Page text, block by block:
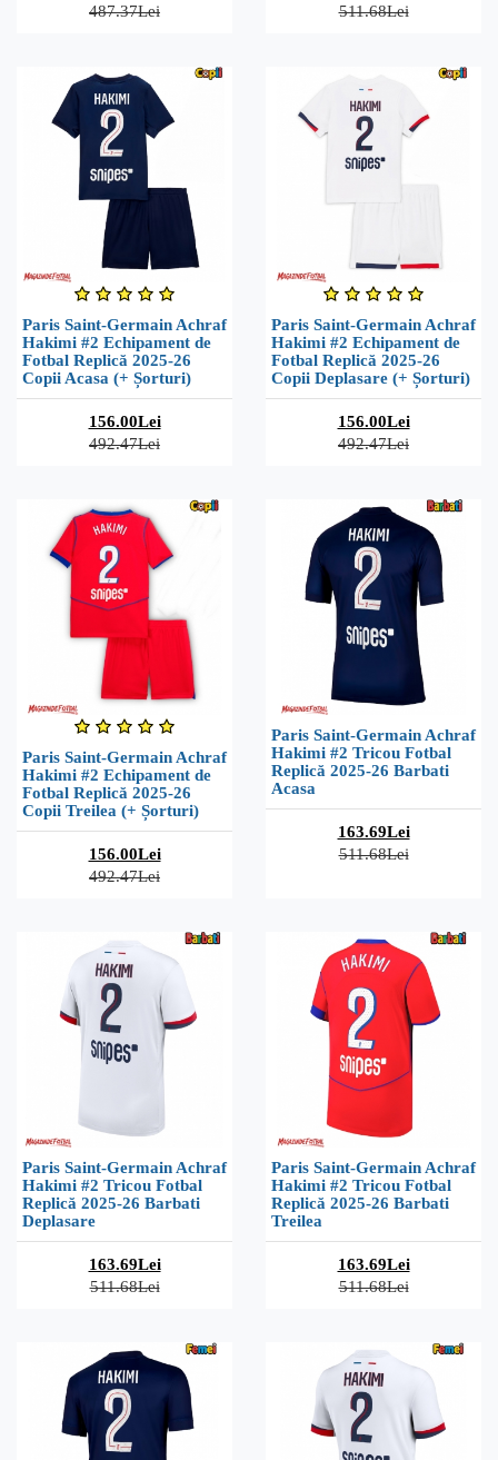
487.37Lei 511.68Lei
Paris Saint-Germain Achraf
Hakimi #2 Echipament de
Fotbal Replică 2025-26
Copii Acasa (+ Șorturi)
156.00Lei
492.47Lei
Paris Saint-Germain Achraf
Hakimi #2 Echipament de
Fotbal Replică 2025-26
Copii Deplasare (+ Șorturi)
156.00Lei
492.47Lei
Paris Saint-Germain Achraf
Hakimi #2 Echipament de
Fotbal Replică 2025-26
Copii Treilea (+ Șorturi)
156.00Lei
492.47Lei
Paris Saint-Germain Achraf
Hakimi #2 Tricou Fotbal
Replică 2025-26 Barbati
Acasa
163.69Lei
511.68Lei
Paris Saint-Germain Achraf
Hakimi #2 Tricou Fotbal
Replică 2025-26 Barbati
Deplasare
163.69Lei
511.68Lei
Paris Saint-Germain Achraf
Hakimi #2 Tricou Fotbal
Replică 2025-26 Barbati
Treilea
163.69Lei
511.68Lei